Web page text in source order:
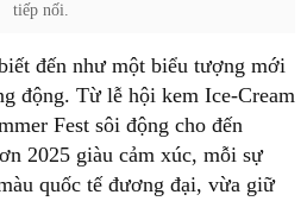
tiếp nối.
đến như một biểu tượng mới
động. Từ lễ hội kem Ice-Cream
Fest sôi động cho đến
2025 giàu cảm xúc, mỗi sự
quốc tế đương đại, vừa giữ